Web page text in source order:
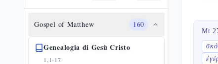
Gospel of Matthew 160
Genealogia di Gesù Cristo
1,1-17
Mt